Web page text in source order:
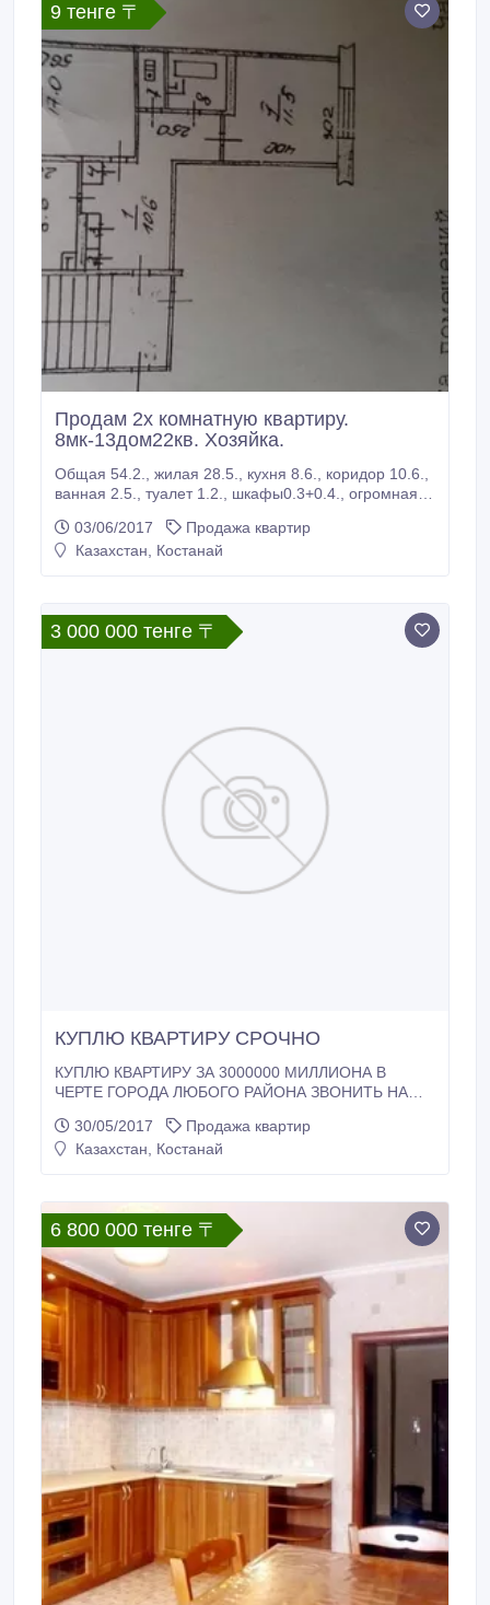
9 тенге 〒
Продам 2х комнатную квартиру.
8мк-13дом22кв. Хозяйка.
Общая 54.2., жилая 28.5., кухня 8.6., коридор 10.6.,
ванная 2.5., туалет 1.2., шкафы0.3+0.4., огромная
дома.Телефон, интернет, железная дверь,
домофон, стоянка рядом с домом, магазины, сад,
03/06/2017
Продажа квартир
Казахстан, Костанай
3 000 000 тенге 〒
КУПЛЮ КВАРТИРУ СРОЧНО
КУПЛЮ КВАРТИРУ ЗА 3000000 МИЛЛИОНА В
ЧЕРТЕ ГОРОДА ЛЮБОГО РАЙОНА ЗВОНИТЬ НА
30/05/2017
Продажа квартир
Казахстан, Костанай
6 800 000 тенге 〒